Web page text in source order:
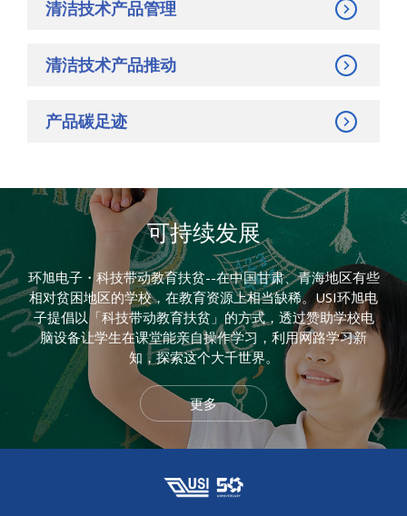
清洁技术产品管理
清洁技术产品推动
产品碳足迹
可持续发展
环旭电子・科技带动教育扶贫--在中国甘肃、青海地区有些
相对贫困地区的学校，在教育资源上相当缺稀。USI环旭电
子提倡以「科技带动教育扶贫」的方式，透过赞助学校电
脑设备让学生在课堂能亲自操作学习，利用网路学习新
知，探索这个大千世界。
更多